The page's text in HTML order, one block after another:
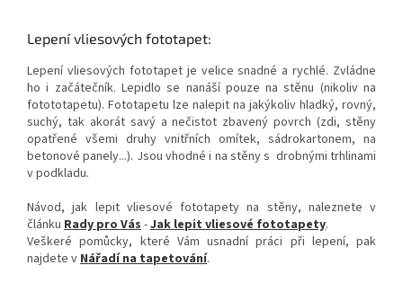
Lepení vliesových fototapet:
Lepení vliesových fototapet je velice snadné a rychlé. Zvládne
ho i začátečník. Lepidlo se nanáší pouze na stěnu (nikoliv na
fotototapetu). Fototapetu lze nalepit na jakýkoliv hladký, rovný,
suchý, tak akorát savý a nečistot zbavený povrch (zdi, stěny
opatřené všemi druhy vnitřních omítek, sádrokartonem, na
betonové panely...). Jsou vhodné i na stěny s drobnými trhlinami
v podkladu.
Návod, jak lepit vliesové fototapety na stěny, naleznete v
článku Rady pro Vás-Jak lepit vliesové fototapety.
Veškeré pomůcky, které Vám usnadní práci při lepení, pak
najdete vNářadí na tapetování.